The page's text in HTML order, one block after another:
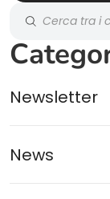
Newsletter
News